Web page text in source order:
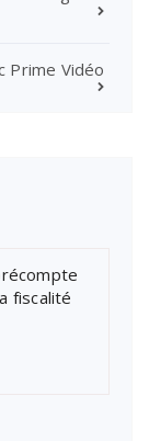
Prime Vidéo
fiscalité